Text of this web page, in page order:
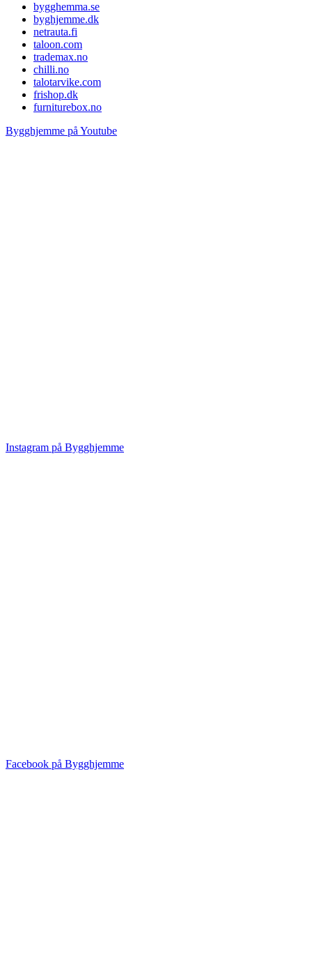
bygghemma.se
byghjemme.dk
netrauta.fi
taloon.com
trademax.no
chilli.no
talotarvike.com
frishop.dk
furniturebox.no
Bygghjemme på Youtube
Instagram på Bygghjemme
Facebook på Bygghjemme